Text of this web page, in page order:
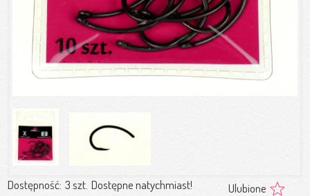
Dostępność: 3 szt. Dostępne natychmiast! Ulubione